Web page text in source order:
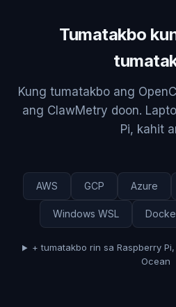
Tumatakbo
Kung tumatakbo ang
ang ClawMetry doon.
Pi, kahit
AWS GCP Azure
Windows WSL
+ tumatakbo rin sa Raspberry
Ocean